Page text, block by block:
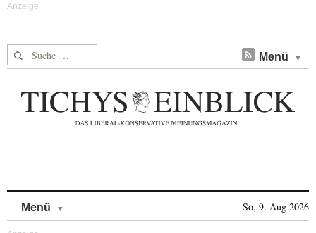
Suche nach: Menü
Menü So, 9. Aug 2026